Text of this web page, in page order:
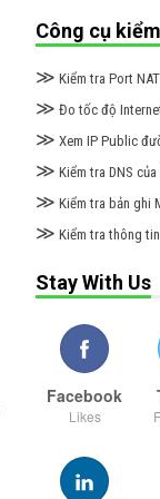
Công cụ
≫ Kiểm tra Port NAT
≫ Đo tốc độ
≫ Xem IP Public
≫ Kiểm tra DNS của
≫ Kiểm tra bản ghi
≫ Kiểm tra thông
Stay With Us
Facebook
Likes